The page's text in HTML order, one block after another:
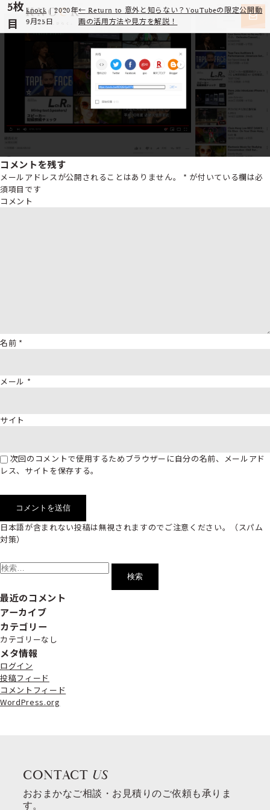
5枚
目
knock |2020年
9月25日
← Return to 意外と知らない？YouTubeの限定公開動
画の活用方法や見方を解説！
コメントを残す
メールアドレスが公開されることはありません。 * が付いている欄は必
須項目です
コメント
名前 *
メール *
サイト
次回のコメントで使用するためブラウザーに自分の名前、メールアド
レス、サイトを保存する。
日本語が含まれない投稿は無視されますのでご注意ください。（スパム
対策）
索:
最近のコメント
アーカイブ
カテゴリー
カテゴリーなし
メタ情報
ログイン
投稿フィード
コメントフィード
WordPress.org
CONTACT US
おおまかなご相談・お見積りのご依頼も承りま
す。